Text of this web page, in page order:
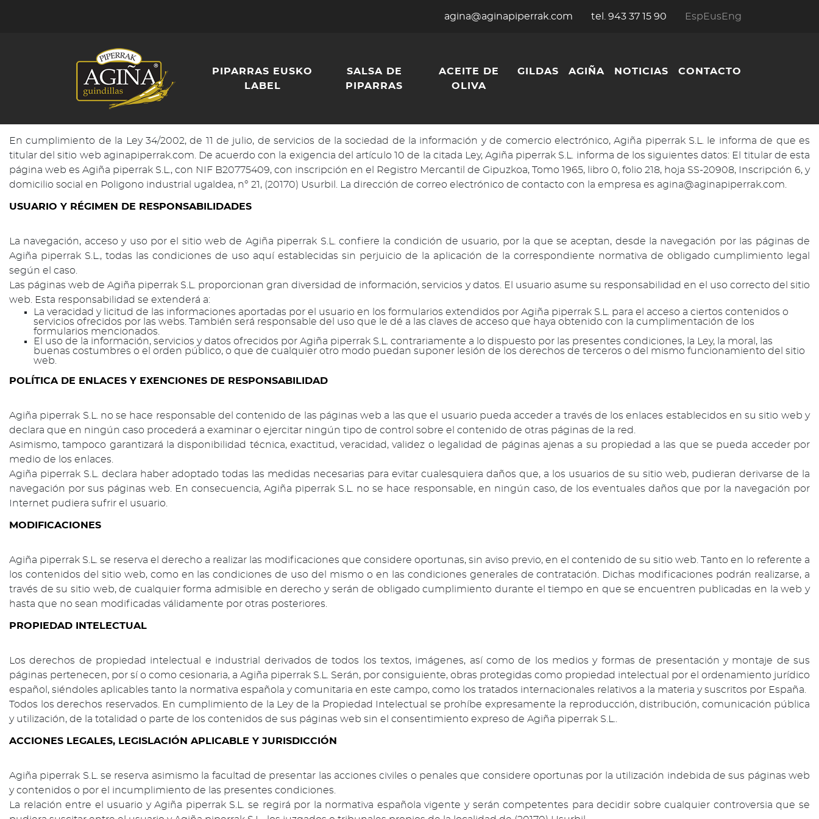
Esp EusEng
tel. 943 37 15 90
agina@aginapiperrak.com
PIPARRAS EUSKO
LABEL
SALSA DE
PIPARRAS
ACEITE DE
OLIVA
GILDAS AGIÑA NOTICIAS CONTACTO
En cumplimiento de la Ley 34/2002, de 11 de julio, de servicios de la sociedad de la información y de comercio electrónico, Agiña piperrak S.L. le informa de que es
titular del sitio web aginapiperrak.com. De acuerdo con la exigencia del artículo 10 de la citada Ley, Agiña piperrak S.L. informa de los siguientes datos: El titular de esta
página web es Agiña piperrak S.L., con NIF B20775409, con inscripción en el Registro Mercantil de Gipuzkoa, Tomo 1965, libro 0, folio 218, hoja SS-20908, Inscripción 6, y
domicilio social en Poligono industrial ugaldea, nº 21, (20170) Usurbil. La dirección de correo electrónico de contacto con la empresa es agina@aginapiperrak.com
USUARIO Y RÉGIMEN DE RESPONSABILIDADES
La navegación, acceso y uso por el sitio web de Agiña piperrak S.L. confiere la condición de usuario, por la que se aceptan, desde la navegación por las páginas de
Agiña piperrak S.L., todas las condiciones de uso aquí establecidas sin perjuicio de la aplicación de la correspondiente normativa de obligado cumplimiento legal
según el caso.
Las páginas web de Agiña piperrak S.L. proporcionan gran diversidad de información, servicios y datos. El usuario asume su responsabilidad en el uso correcto del sitio
web. Esta responsabilidad se extenderá a:
La veracidad y licitud de las informaciones aportadas por el usuario en los formularios extendidos por Agiña piperrak S.L. para el acceso a ciertos contenidos o
servicios ofrecidos por las webs. También será responsable del uso que le dé a las claves de acceso que haya obtenido con la cumplimentación de los
formularios mencionados.
El uso de la información, servicios y datos ofrecidos por Agiña piperrak S.L. contrariamente a lo dispuesto por las presentes condiciones, la Ley, la moral, las
buenas costumbres o el orden público, o que de cualquier otro modo puedan suponer lesión de los derechos de terceros o del mismo funcionamiento del sitio
web.
POLÍTICA DE ENLACES Y EXENCIONES DE RESPONSABILIDAD
Agiña piperrak S.L. no se hace responsable del contenido de las páginas web a las que el usuario pueda acceder a través de los enlaces establecidos en su sitio web y
declara que en ningún caso procederá a examinar o ejercitar ningún tipo de control sobre el contenido de otras páginas de la red.
Asimismo, tampoco garantizará la disponibilidad técnica, exactitud, veracidad, validez o legalidad de páginas ajenas a su propiedad a las que se pueda acceder por
medio de los enlaces.
Agiña piperrak S.L. declara haber adoptado todas las medidas necesarias para evitar cualesquiera daños que, a los usuarios de su sitio web, pudieran derivarse de la
navegación por sus páginas web. En consecuencia, Agiña piperrak S.L. no se hace responsable, en ningún caso, de los eventuales daños que por la navegación por
Internet pudiera sufrir el usuario.
MODIFICACIONES
Agiña piperrak S.L. se reserva el derecho a realizar las modificaciones que considere oportunas, sin aviso previo, en el contenido de su sitio web. Tanto en lo referente a
los contenidos del sitio web, como en las condiciones de uso del mismo o en las condiciones generales de contratación. Dichas modificaciones podrán realizarse, a
través de su sitio web, de cualquier forma admisible en derecho y serán de obligado cumplimiento durante el tiempo en que se encuentren publicadas en la web y
hasta que no sean modificadas válidamente por otras posteriores.
PROPIEDAD INTELECTUAL
Los derechos de propiedad intelectual e industrial derivados de todos los textos, imágenes, así como de los medios y formas de presentación y montaje de sus
páginas pertenecen, por sí o como cesionaria, a Agiña piperrak S.L. Serán, por consiguiente, obras protegidas como propiedad intelectual por el ordenamiento jurídico
español, siéndoles aplicables tanto la normativa española y comunitaria en este campo, como los tratados internacionales relativos a la materia y suscritos por España.
Todos los derechos reservados. En cumplimiento de la Ley de la Propiedad Intelectual se prohíbe expresamente la reproducción, distribución, comunicación pública
y utilización, de la totalidad o parte de los contenidos de sus páginas web sin el consentimiento expreso de Agiña piperrak S.L..
ACCIONES LEGALES, LEGISLACIÓN APLICABLE Y JURISDICCIÓN
Agiña piperrak S.L. se reserva asimismo la facultad de presentar las acciones civiles o penales que considere oportunas por la utilización indebida de sus páginas web
y contenidos o por el incumplimiento de las presentes condiciones.
La relación entre el usuario y Agiña piperrak S.L. se regirá por la normativa española vigente y serán competentes para decidir sobre cualquier controversia que se